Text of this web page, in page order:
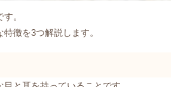
。
徴を3つ解説します。